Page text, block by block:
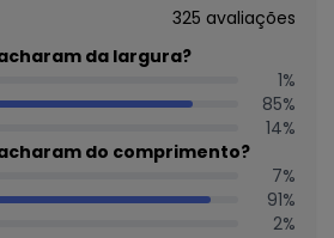
325 avaliações
da largura?
1%
85%
14%
do comprimento?
7%
91%
2%